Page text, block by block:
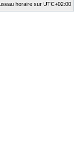
horaire sur UTC+02:00